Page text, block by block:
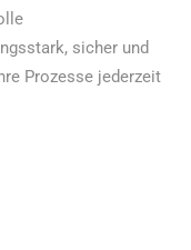
sicher und
Prozesse jederzeit